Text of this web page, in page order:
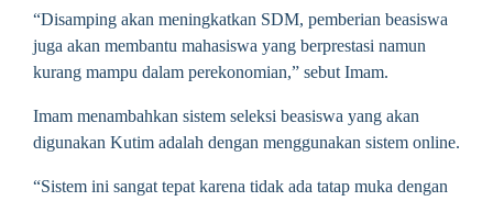
“Disamping akan meningkatkan SDM, pemberian beasiswa
juga akan membantu mahasiswa yang berprestasi namun
kurang mampu dalam perekonomian,” sebut Imam.
Imam menambahkan sistem seleksi beasiswa yang akan
digunakan Kutim adalah dengan menggunakan sistem online.
“Sistem ini sangat tepat karena tidak ada tatap muka dengan